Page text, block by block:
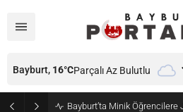
Bayburt’ta Minik Öğrencilere
Bayburt, 16°CParçalı Az Bulutlu